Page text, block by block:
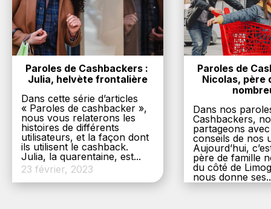
Paroles de Cashbackers :
Julia, helvète frontalière
Dans cette série d’articles
« Paroles de cashbacker »,
nous vous relaterons les
histoires de différents
utilisateurs, et la façon dont
ils utilisent le cashback.
Julia, la quarentaine, est...
23 février, 2023
Paroles de
Nicolas, père
Dans nos
Cashbackers,
partageons
conseils de nos
Aujourd’hui,
père de famille
du côté de
nous donne
6 décembre,